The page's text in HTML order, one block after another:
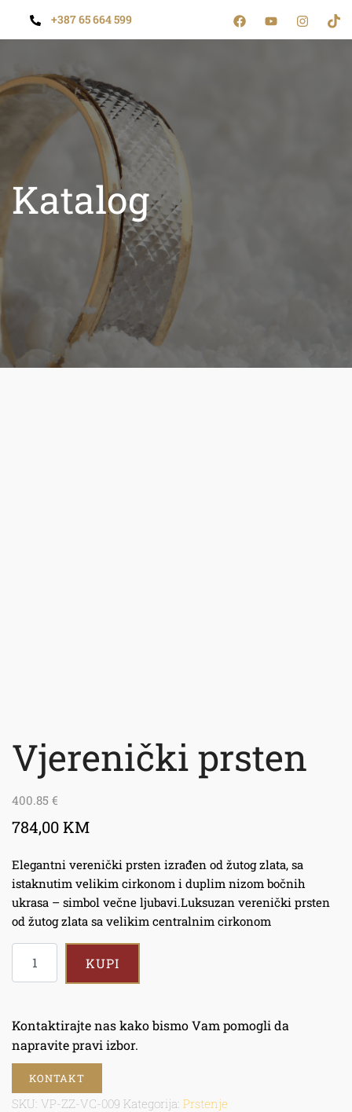
+387 65 664 599
Katalog
Vjerenički prsten
400.85 €
784,00 KM
Elegantni verenički prsten izrađen od žutog zlata, sa
istaknutim velikim cirkonom i duplim nizom bočnih
ukrasa – simbol večne ljubavi.Luksuzan verenički prsten
od žutog zlata sa velikim centralnim cirkonom
KUPI
Kontaktirajte nas kako bismo Vam pomogli da
napravite pravi izbor.
KONTAKT
SKU: VP-ZZ-VC-009 Kategorija: Prstenje